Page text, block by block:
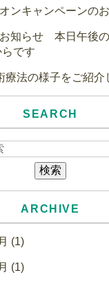
ンキャンペーンの
お知らせ 本日午後
です
療法の様子をご紹介
SEARCH
ARCHIVE
(1)
(1)